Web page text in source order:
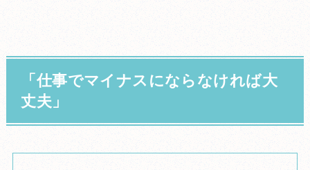
「仕事でマイナスにならなければ大
丈夫」